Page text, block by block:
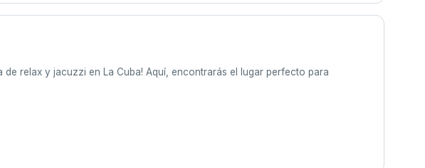
de relax y jacuzzi en La Cuba! Aquí, encontrarás el lugar perfecto para